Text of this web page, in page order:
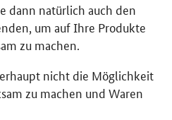
dann natürlich auch den
um auf Ihre Produkte
zu machen.
nicht die Möglichkeit
zu machen und Waren